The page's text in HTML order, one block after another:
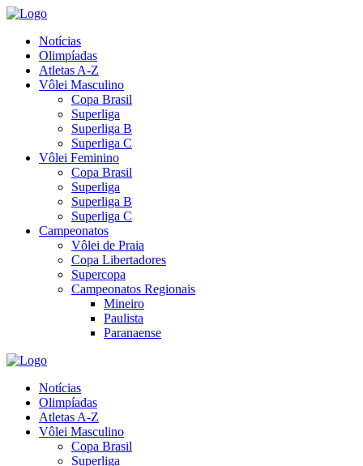
Notícias
Olimpíadas
Atletas A-Z
Vôlei Masculino
Copa Brasil
Superliga
Superliga B
Superliga C
Vôlei Feminino
Copa Brasil
Superliga
Superliga B
Superliga C
Campeonatos
Vôlei de Praia
Copa Libertadores
Supercopa
Campeonatos Regionais
Mineiro
Paulista
Paranaense
Notícias
Olimpíadas
Atletas A-Z
Vôlei Masculino
Copa Brasil
Superliga